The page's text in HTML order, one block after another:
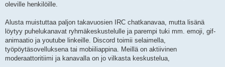
oleville henkilöille.
Alusta muistuttaa paljon takavuosien IRC chatkanavaa, mutta lisänä
löytyy puhelukanavat ryhmäkeskustelulle ja parempi tuki mm. emoji, gif-
animaatio ja youtube linkeille. Discord toimii selaimella,
työpöytäsovelluksena tai mobiiliappina. Meillä on aktiivinen
moderaattoritiimi ja kanavalla on jo vilkasta keskustelua,